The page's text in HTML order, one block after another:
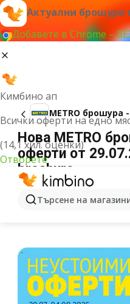
Актуални брошури
Добавете в Chrome –
Кимбино ап
Всички оферти на едно
(14,1 хил. оценки)
Отворете
Търсене на
METRO
Нова METRO
оферти от
broshura